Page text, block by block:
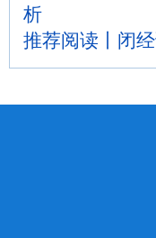
析
推荐阅读丨闭